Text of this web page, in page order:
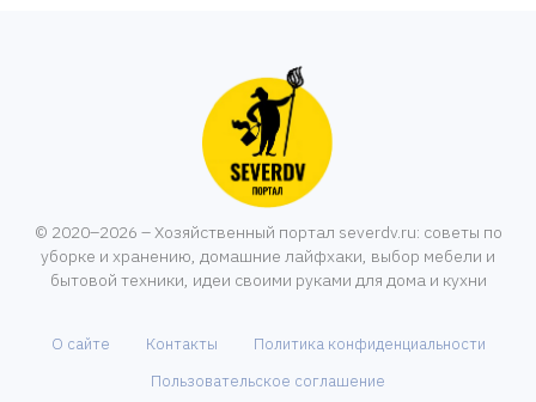
© 2020–2026 – Хозяйственный портал severdv.ru: советы по
уборке и хранению, домашние лайфхаки, выбор мебели и
бытовой техники, идеи своими руками для дома и кухни
О сайте Контакты
Политика конфиденциальности
Пользовательское соглашение